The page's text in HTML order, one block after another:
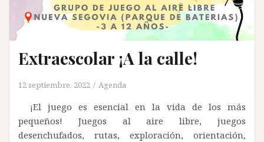
Extraescolar ¡A la calle!
12 septiembre, 2022 Agenda
¡El juego es esencial en la vida de los más
pequeños! Juegos al aire libre, juegos
desenchufados, rutas, exploración, orientación,